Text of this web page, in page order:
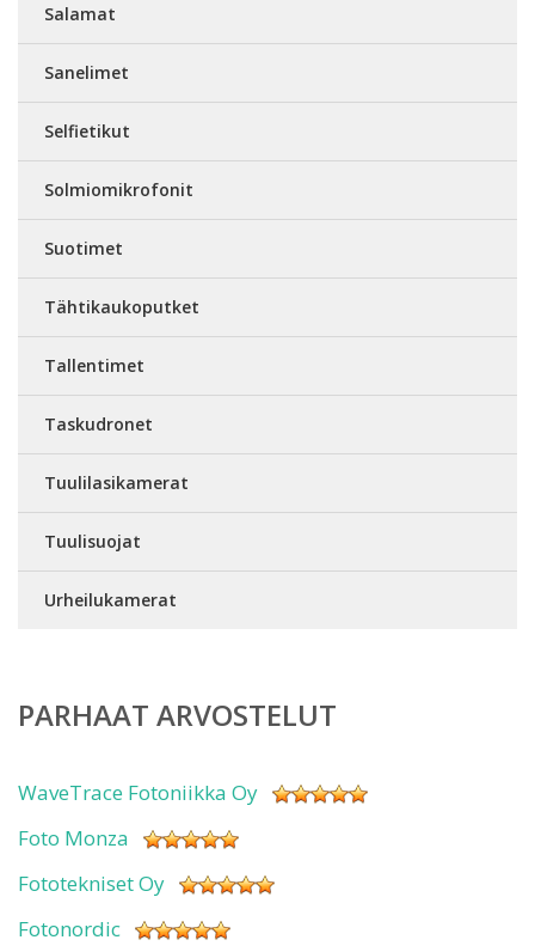
Salamat
Sanelimet
Selfietikut
Solmiomikrofonit
Suotimet
Tähtikaukoputket
Tallentimet
Taskudronet
Tuulilasikamerat
Tuulisuojat
Urheilukamerat
PARHAAT ARVOSTELUT
WaveTrace Fotoniikka Oy
Foto Monza
Fototekniset Oy
Fotonordic